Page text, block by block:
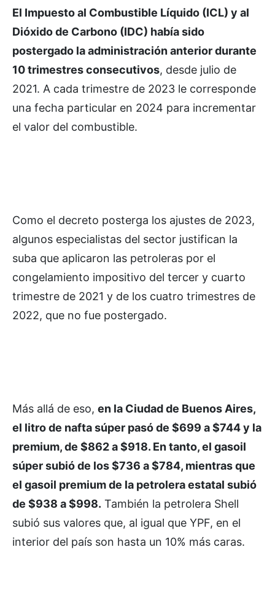
El Impuesto al Combustible Líquido (ICL) y al
Dióxido de Carbono (IDC) había sido
postergado la administración anterior durante
10 trimestres consecutivos, desde julio de
2021. A cada trimestre de 2023 le corresponde
una fecha particular en 2024 para incrementar
el valor del combustible.
Como el decreto posterga los ajustes de 2023,
algunos especialistas del sector justifican la
suba que aplicaron las petroleras por el
congelamiento impositivo del tercer y cuarto
trimestre de 2021 y de los cuatro trimestres de
2022, que no fue postergado.
Más allá de eso, en la Ciudad de Buenos Aires,
el litro de nafta súper pasó de $699 a $744 y la
premium, de $862 a $918. En tanto, el gasoil
súper subió de los $736 a $784, mientras que
el gasoil premium de la petrolera estatal subió
de $938 a $998. También la petrolera Shell
subió sus valores que, al igual que YPF, en el
interior del país son hasta un 10% más caras.